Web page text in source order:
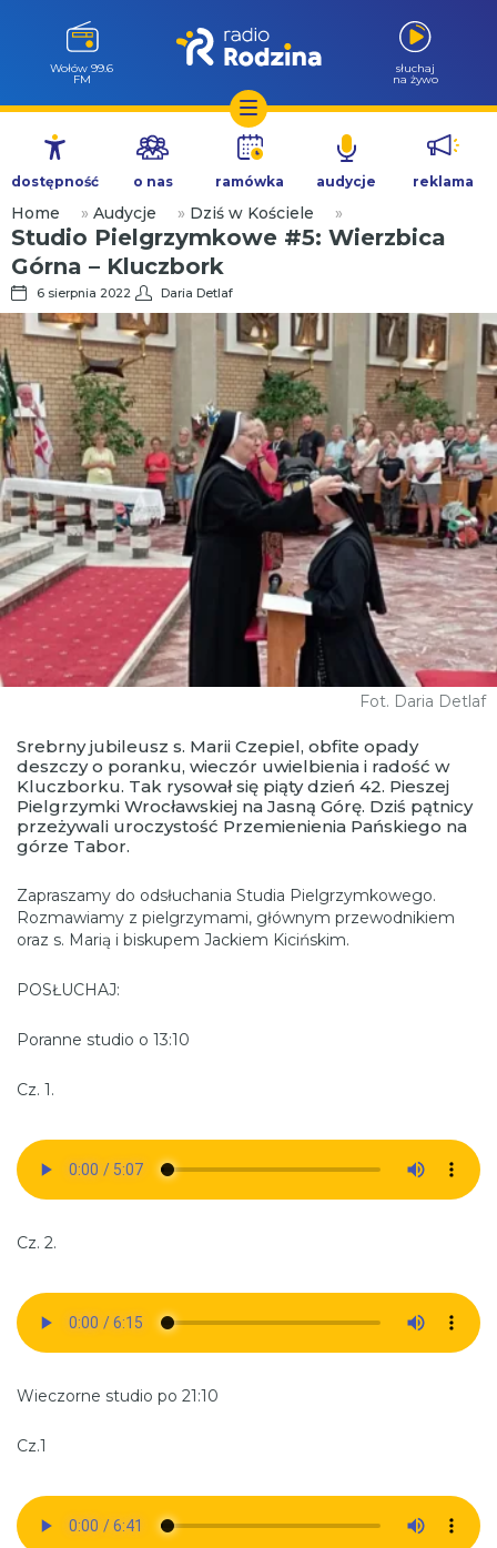
Przejdź
treści
Wołów 99.6
FM
słuchaj
na żywo
dostępność o nas ramówka audycje reklama
Home » Audycje » Dziś w Kościele »
Studio Pielgrzymkowe #5: Wierzbica
Górna – Kluczbork
6 sierpnia 2022 Daria Detlaf
Fot. Daria Detlaf
Srebrny jubileusz s. Marii Czepiel, obfite opady
deszczy o poranku, wieczór uwielbienia i radość w
Kluczborku. Tak rysował się piąty dzień 42. Pieszej
Pielgrzymki Wrocławskiej na Jasną Górę. Dziś pątnicy
przeżywali uroczystość Przemienienia Pańskiego na
górze Tabor.
Zapraszamy do odsłuchania Studia Pielgrzymkowego.
Rozmawiamy z pielgrzymami, głównym przewodnikiem
oraz s. Marią i biskupem Jackiem Kicińskim.
POSŁUCHAJ:
Poranne studio o 13:10
Cz. 1.
Cz. 2.
Wieczorne studio po 21:10
Cz.1